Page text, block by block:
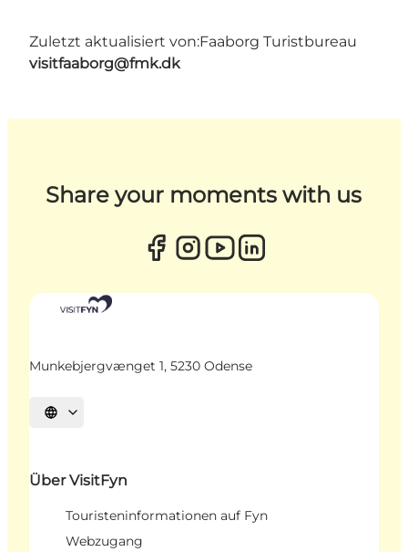
Zuletzt aktualisiert von:Faaborg Turistbureau
visitfaaborg@fmk.dk
Share your moments with us
Munkebjergvænget 1, 5230 Odense
Sprache auswählen
Über VisitFyn
Touristeninformationen auf Fyn
Webzugang